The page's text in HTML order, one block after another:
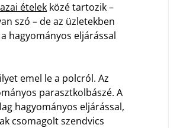
ételek közé tartozik –
szó – de az üzletekben
hagyományos eljárással
emel le a polcról. Az
parasztkolbászé. A
hagyományos eljárással,
csomagolt szendvics